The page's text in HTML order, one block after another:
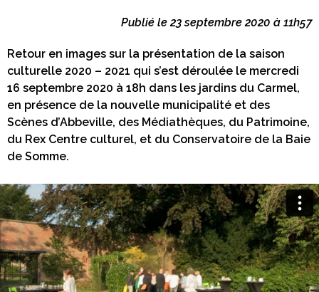
Publié le 23 septembre 2020 à 11h57
Retour en images sur la présentation de la saison
culturelle 2020 – 2021 qui s’est déroulée le mercredi
16 septembre 2020 à 18h dans les jardins du Carmel,
en présence de la nouvelle municipalité et des
Scènes d’Abbeville, des Médiathèques, du Patrimoine,
du Rex Centre culturel, et du Conservatoire de la Baie
de Somme.